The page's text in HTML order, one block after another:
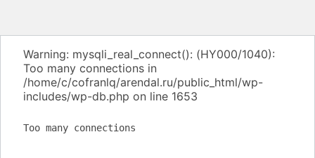
Warning: mysqli_real_connect(): (HY000/1040):
Too many connections in
/home/c/cofranlq/arendal.ru/public_html/wp-
includes/wp-db.php on line 1653
Too many connections